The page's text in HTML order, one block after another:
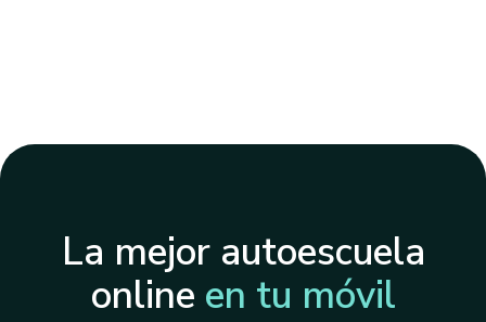
La mejor autoescuela
online en tu móvil